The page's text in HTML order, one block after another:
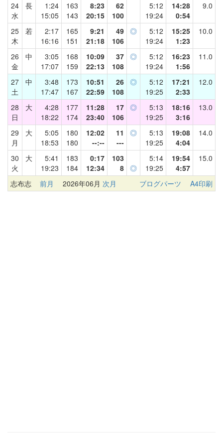
24
水
長
1:24
15:05
163
143
8:23
20:15
62
100
5:12
19:24
14:28
0:54
9.0
25
木
若
2:17
16:16
165
151
9:21
21:18
49
106
◎
5:12
19:24
15:25
1:23
10.0
26
金
中
3:05
17:07
168
159
10:09
22:13
37
108
◎
5:12
19:24
16:23
1:56
11.0
27
土
中
3:48
17:47
173
167
10:51
22:59
26
108
◎
5:12
19:25
17:21
2:33
12.0
28
日
大
4:28
18:22
177
174
11:28
23:40
17
106
◎
5:13
19:25
18:16
3:16
13.0
29
月
大
5:05
18:53
180
180
12:02
--:--
11
---
◎
5:13
19:25
19:08
4:04
14.0
30
火
大
5:41
19:23
183
184
0:17
12:34
103
8 ◎
5:14
19:25
19:54
4:57
15.0
志布志 前月 2026年06月 次月 ブログパーツ A4印刷